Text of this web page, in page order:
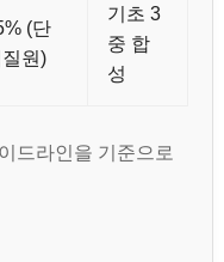
(단
원)
기초 3
중 합
성
드라인을 기준으로